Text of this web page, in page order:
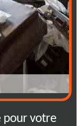
pour votre